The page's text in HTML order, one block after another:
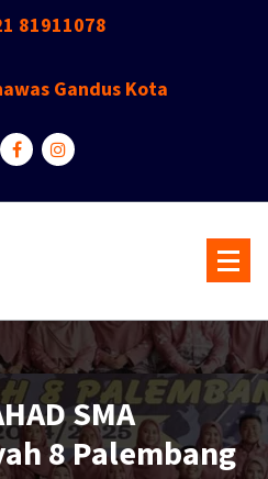
81911078
Gandus Kota
SMA
8 Palembang